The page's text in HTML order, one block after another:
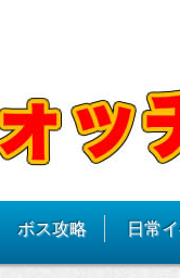
ボス攻略 日常